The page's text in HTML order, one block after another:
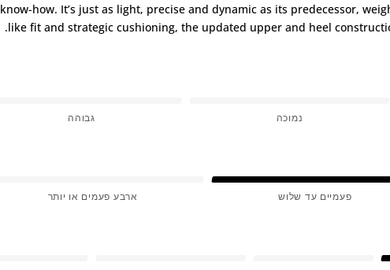
know-how. It’s just as light, precise and dynamic as its predecessor,
like fit and strategic cushioning, the updated upper and heel
נמוכה גבוהה
פעמיים עד שלוש ארבע פעמים או יותר